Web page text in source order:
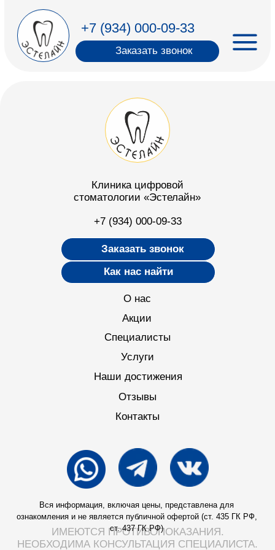
+7 (934) 000-09-33
‎ ‎ ‎ ‎ Заказать звонок
Акции
Специалисты
Услуги
Наши достижения
Отзывы
+7 (934) 000-09-33
Клиника цифровой
стоматологии «Эстелайн»
Вся информация, включая цены, представлена для
ст. 437 ГК РФ)
ИМЕЮТСЯ ПРОТИВОПОКАЗАНИЯ.
Как нас найти
@juliaagol